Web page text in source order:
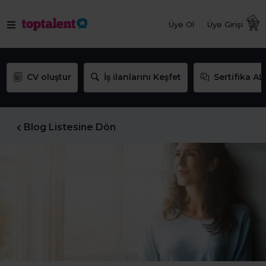
Üye Ol Üye Girişi
CV oluştur İş ilanlarını Keşfet Sertifika AL
Blog Listesine Dön